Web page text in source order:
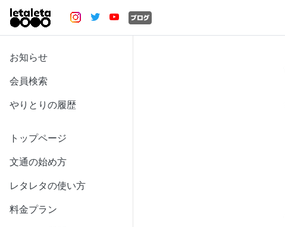
お知らせ
会員検索
やりとりの履歴
トップページ
文通の始め方
レタレタの使い方
料金プラン